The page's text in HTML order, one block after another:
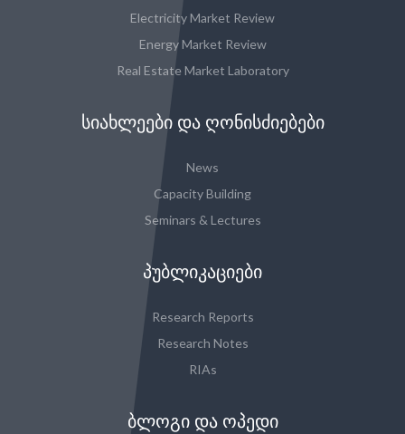
Electricity Market Review
Energy Market Review
Real Estate Market Laboratory
ᲡᲘᲐᲮᲚᲔᲔᲑᲘ ᲓᲐ ᲦᲝᲜᲘᲡᲫᲘᲔᲑᲔᲑᲘ
News
Capacity Building
Seminars & Lectures
ᲞᲣᲑᲚᲘᲙᲐᲪᲘᲔᲑᲘ
Research Reports
Research Notes
RIAs
ᲑᲚᲝᲒᲘ ᲓᲐ ᲝᲞᲔᲓᲘ